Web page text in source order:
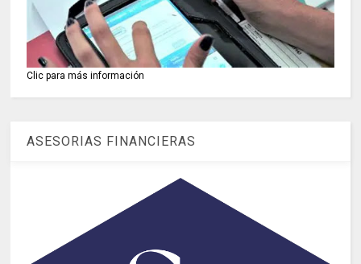
Clic para más información
ASESORIAS FINANCIERAS